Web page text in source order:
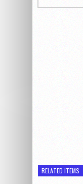
RELATED ITEMS